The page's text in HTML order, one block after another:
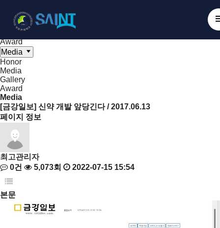
Honor
Media
Gallery
Award
Media
Honor
Media
Gallery
Award
Media
[금강일보] 신약 개발 앞당긴다 / 2017.06.13
페이지 정보
최고관리자
0건
5,073회 2022-07-15 15:54
본문